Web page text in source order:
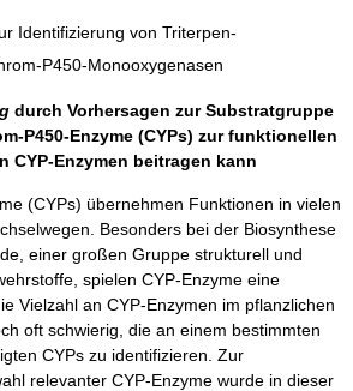
Identifizierung von Triterpen-
P450-Monooxygenasen
durch Vorhersagen zur Substratgruppe
P450-Enzyme (CYPs) zur funktionellen
CYP-Enzymen beitragen kann
(CYPs) übernehmen Funktionen in vielen
Besonders bei der Biosynthese
einer großen Gruppe strukturell und
spielen CYP-Enzyme eine
Vielzahl an CYP-Enzymen im pflanzlichen
oft schwierig, die an einem bestimmten
CYPs zu identifizieren. Zur
relevanter CYP-Enzyme wurde in dieser